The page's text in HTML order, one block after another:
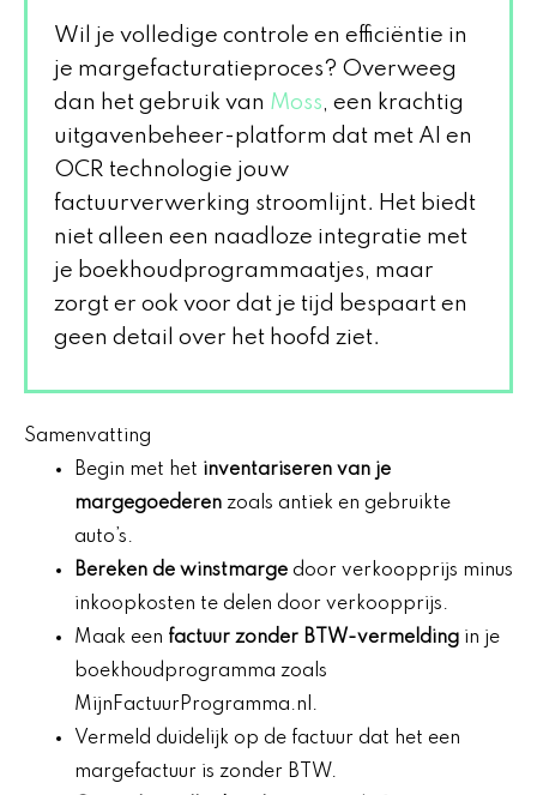
Wil je volledige controle en efficiëntie in
je margefacturatieproces? Overweeg
dan het gebruik van Moss, een krachtig
uitgavenbeheer-platform dat met AI en
OCR technologie jouw
factuurverwerking stroomlijnt. Het biedt
niet alleen een naadloze integratie met
je boekhoudprogrammaatjes, maar
zorgt er ook voor dat je tijd bespaart en
geen detail over het hoofd ziet.
Samenvatting
Begin met het inventariseren van je
margegoederen zoals antiek en gebruikte
auto’s.
Bereken de winstmarge door verkoopprijs minus
inkoopkosten te delen door verkoopprijs.
Maak een factuur zonder BTW-vermelding in je
boekhoudprogramma zoals
MijnFactuurProgramma.nl.
Vermeld duidelijk op de factuur dat het een
margefactuur is zonder BTW.